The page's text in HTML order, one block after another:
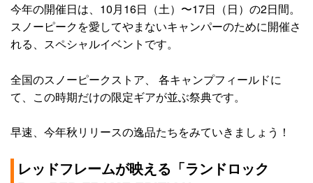
今年の開催日は、10月16日（土）〜17日（日）の2日間。
スノーピークを愛してやまないキャンパーのために開催さ
れる、スペシャルイベントです。
全国のスノーピークストア、 各キャンプフィールドに
て、この時期だけの限定ギアが並ぶ祭典です。
早速、今年秋リリースの逸品たちをみていきましょう！
レッドフレームが映える「ランドロック